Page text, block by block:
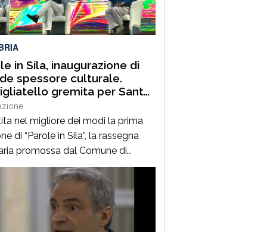
– Laboratorio
[…]
in Sila, inaugurazione di
spessore culturale.
gremita per Santo
e il Procuratore Aggiunto
Musolino
nel migliore dei modi la prima
di “Parole in Sila”, la rassegna
promossa dal Comune di
della Sila e diretta dal
Pasquale Motta, che fino al 19
porterà a Camigliatello Silano
tra i più autorevoli protagonisti del
culturale e istituzionale